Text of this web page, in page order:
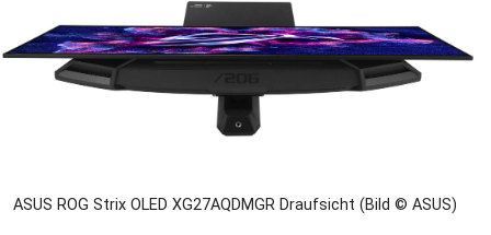
ASUS ROG Strix OLED XG27AQDMGR Draufsicht (Bild © ASUS)